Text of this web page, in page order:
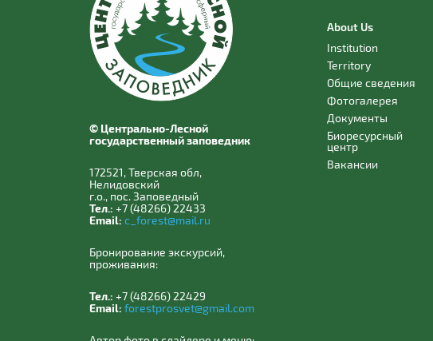
© Центрально-Лесной
государственный заповедник
172521, Тверская обл,
Нелидовский
г.о., пос. Заповедный
Тел.: +7 (48266) 22433
Email: c_forest@mail.ru
Бронирование экскурсий,
проживания:
Тел.: +7 (48266) 22429
Email: forestprosvet@gmail.com
About Us
Institution
Territory
Общие сведения
Фотогалерея
Документы
Биоресурсный
центр
Вакансии